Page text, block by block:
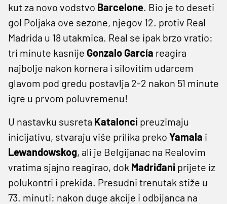
kut za novo vodstvo Barcelone. Bio je to deseti
gol Poljaka ove sezone, njegov 12. protiv Real
Madrida u 18 utakmica. Real se ipak brzo vratio:
tri minute kasnije Gonzalo García reagira
najbolje nakon kornera i silovitim udarcem
glavom pod gredu postavlja 2-2 nakon 51 minute
igre u prvom poluvremenu!
U nastavku susreta Katalonci preuzimaju
inicijativu, stvaraju više prilika preko Yamala i
Lewandowskog, ali je Belgijanac na Realovim
vratima sjajno reagirao, dok Madriđani prijete iz
polukontri i prekida. Presudni trenutak stiže u
73. minuti: nakon duge akcije i odbijanca na